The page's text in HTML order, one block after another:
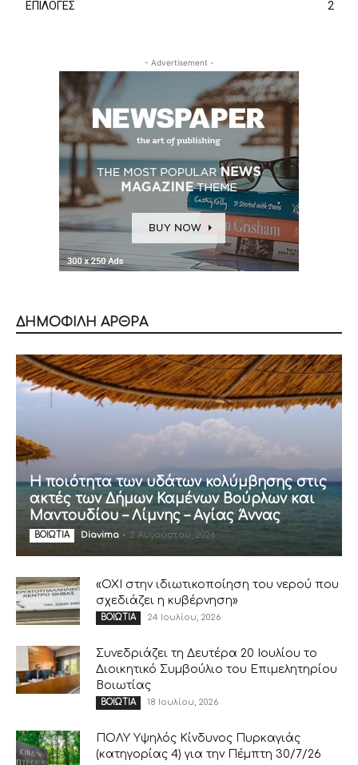
ΕΠΙΛΟΓΕΣ 2
- Advertisement -
ΔΗΜΟΦΙΛΗ ΑΡΘΡΑ
Η ποιότητα των υδάτων κολύμβησης στις
ακτές των Δήμων Καμένων Βούρλων και
Μαντουδίου – Λίμνης – Αγίας Άννας
ΒΟΙΩΤΙΑ Diavima - 2 Αυγούστου, 2026
«ΟΧΙ στην ιδιωτικοποίηση του νερού που
σχεδιάζει η κυβέρνηση»
ΒΟΙΩΤΙΑ 24 Ιουλίου, 2026
Συνεδριάζει τη Δευτέρα 20 Ιουλίου το
Διοικητικό Συμβούλιο του Επιμελητηρίου
Βοιωτίας
ΒΟΙΩΤΙΑ 18 Ιουλίου, 2026
ΠΟΛΥ Υψηλός Κίνδυνος Πυρκαγιάς
(κατηγορίας 4) για την Πέμπτη 30/7/26